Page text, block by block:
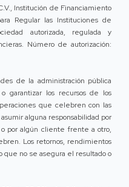
Institución de Financiamiento
Regular las Instituciones de
autorizada, regulada y
Número de autorización:
de la administración pública
o garantizar los recursos de los
que celebren con las
alguna responsabilidad por
o por algún cliente frente a otro,
Los retornos, rendimientos
que no se asegura el resultado o